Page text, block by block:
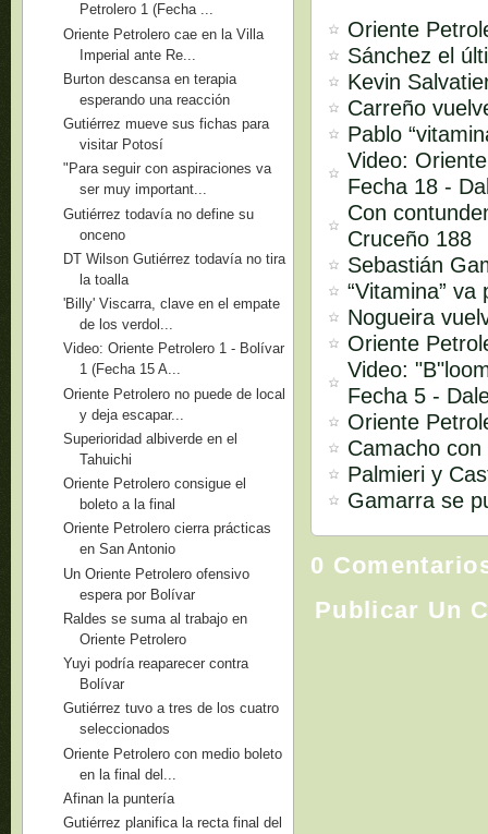
Oriente
Sánchez el
Kevin
Carreño
Pablo
Video:
Fecha 18 -
Con
Cruceño 188
Sebastián
“Vitamina”
Nogueira
Oriente
Video:
Fecha 5 -
Oriente
Camacho
Palmieri y
Gamarra se
0
Publicar Un
Petrolero 1 (Fecha ...
Oriente Petrolero cae en la Villa
Imperial ante Re...
Burton descansa en terapia
esperando una reacción
Gutiérrez mueve sus fichas para
visitar Potosí
"Para seguir con aspiraciones va
ser muy important...
Gutiérrez todavía no define su
onceno
DT Wilson Gutiérrez todavía no tira
la toalla
'Billy' Viscarra, clave en el empate
de los verdol...
Video: Oriente Petrolero 1 - Bolívar
1 (Fecha 15 A...
Oriente Petrolero no puede de local
y deja escapar...
Superioridad albiverde en el
Tahuichi
Oriente Petrolero consigue el
boleto a la final
Oriente Petrolero cierra prácticas
en San Antonio
Un Oriente Petrolero ofensivo
espera por Bolívar
Raldes se suma al trabajo en
Oriente Petrolero
Yuyi podría reaparecer contra
Bolívar
Gutiérrez tuvo a tres de los cuatro
seleccionados
Oriente Petrolero con medio boleto
en la final del...
Afinan la puntería
Gutiérrez planifica la recta final del